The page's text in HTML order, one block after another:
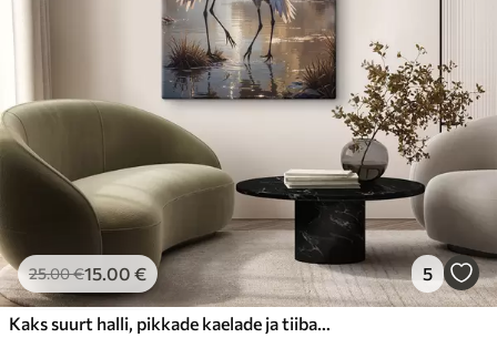
25.00€15.00 € 5
Kaks suurt halli, pikkade kaelade ja tiibadega kraanat, mis seisavad puudest ümbritsetud udujärves